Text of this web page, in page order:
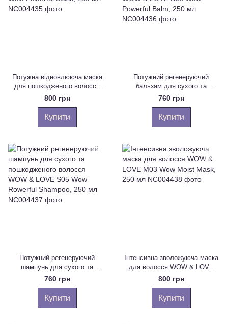
Потужна відновлююча маска
для пошкодженого волосся
WOW & LOVE M07 Wow
Powerful Mask, 250 мл
800 грн
Купити
Потужний регенеруючий
бальзам для сухого та
пошкодженого волосся WOW &
LOVE B06 Wow Powerful Balm,
250 мл
760 грн
Купити
Потужний регенеруючий
шампунь для сухого та
пошкодженого волосся WOW &
LOVE S05 Wow Rowerful
Shampoo, 250 мл
760 грн
Купити
Інтенсивна зволожуюча маска
для волосся WOW & LOVE
M03 Wow Moist Mask, 250 мл
800 грн
Купити